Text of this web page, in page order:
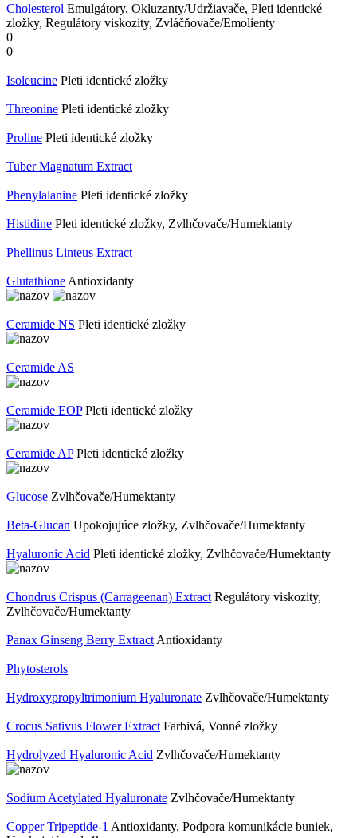
Cholesterol Emulgátory, Okluzanty/Udržiavače, Pleti identické
zložky, Regulátory viskozity, Zvláčňovače/Emolienty
0
0
Isoleucine Pleti identické zložky
Threonine Pleti identické zložky
Proline Pleti identické zložky
Tuber Magnatum Extract
Phenylalanine Pleti identické zložky
Histidine Pleti identické zložky, Zvlhčovače/Humektanty
Phellinus Linteus Extract
Glutathione Antioxidanty
Ceramide NS Pleti identické zložky
Ceramide AS
Ceramide EOP Pleti identické zložky
Ceramide AP Pleti identické zložky
Glucose Zvlhčovače/Humektanty
Beta-Glucan Upokojujúce zložky, Zvlhčovače/Humektanty
Hyaluronic Acid Pleti identické zložky, Zvlhčovače/Humektanty
Chondrus Crispus (Carrageenan) Extract Regulátory viskozity,
Zvlhčovače/Humektanty
Panax Ginseng Berry Extract Antioxidanty
Phytosterols
Hydroxypropyltrimonium Hyaluronate Zvlhčovače/Humektanty
Crocus Sativus Flower Extract Farbivá, Vonné zložky
Hydrolyzed Hyaluronic Acid Zvlhčovače/Humektanty
Sodium Acetylated Hyaluronate Zvlhčovače/Humektanty
Copper Tripeptide-1 Antioxidanty, Podpora komunikácie buniek,